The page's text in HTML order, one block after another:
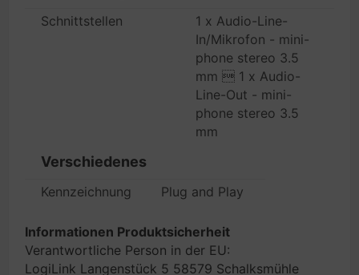
Schnittstellen
1 x Audio-Line-
In/Mikrofon - mini-
phone stereo 3.5
mm  1 x Audio-
Line-Out - mini-
phone stereo 3.5
mm
Verschiedenes
Kennzeichnung Plug and Play
Informationen Produktsicherheit
Verantwortliche Person in der EU:
LogiLink Langenstück 5 58579 Schalksmühle